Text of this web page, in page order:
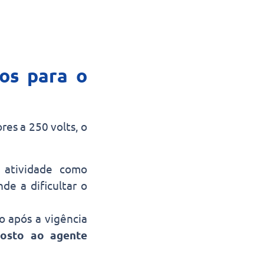
para o
a 250 volts, o
como
a dificultar o
após a vigência
ao agente